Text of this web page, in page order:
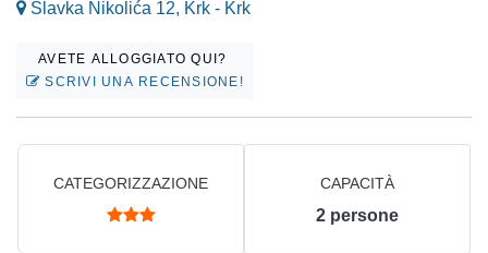
Slavka Nikolića 12, Krk - Krk
AVETE ALLOGGIATO QUI?
SCRIVI UNA RECENSIONE!
CATEGORIZZAZIONE CAPACITÀ
2 persone